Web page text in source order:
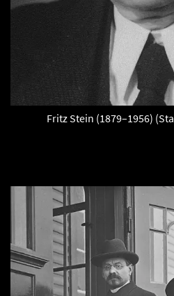
Fritz Stein (1879–1956)